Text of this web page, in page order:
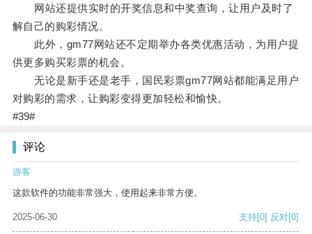
网站还提供实时的开奖信息和中奖查询，让用户及时了
解自己的购彩情况。
此外，gm77网站还不定期举办各类优惠活动，为用户提
供更多购买彩票的机会。
无论是新手还是老手，国民彩票gm77网站都能满足用户
对购彩的需求，让购彩变得更加轻松和愉快。
#39#
评论
游客
这款软件的功能非常强大，使用起来非常方便。
2025-06-30 支持[0] 反对[0]